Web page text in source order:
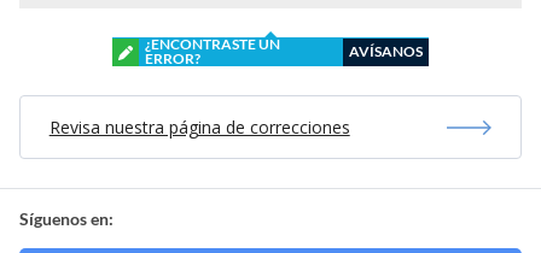
¿ENCONTRASTE UN
ERROR?
AVÍSANOS
Revisa nuestra página de correcciones
Síguenos en: